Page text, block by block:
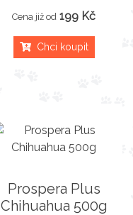
Cena již od 199 Kč
Chci koupit
Prospera Plus
Chihuahua 500g